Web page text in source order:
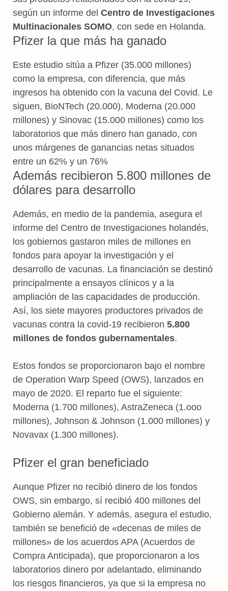
según un informe del Centro de Investigaciones
Multinacionales SOMO, con sede en Holanda.
Pfizer la que más ha ganado
Este estudio sitúa a Pfizer (35.000 millones)
como la empresa, con diferencia, que más
ingresos ha obtenido con la vacuna del Covid. Le
siguen, BioNTech (20.000), Moderna (20.000
millones) y Sinovac (15.000 millones) como los
laboratorios que más dinero han ganado, con
unos márgenes de ganancias netas situados
entre un 62% y un 76%
Además recibieron 5.800 millones de
dólares para desarrollo
Además, en medio de la pandemia, asegura el
informe del Centro de Investigaciones holandés,
los gobiernos gastaron miles de millones en
fondos para apoyar la investigación y el
desarrollo de vacunas. La financiación se destinó
principalmente a ensayos clínicos y a la
ampliación de las capacidades de producción.
Así, los siete mayores productores privados de
vacunas contra la covid-19 recibieron 5.800
millones de fondos gubernamentales.
Estos fondos se proporcionaron bajo el nombre
de Operation Warp Speed (OWS), lanzados en
mayo de 2020. El reparto fue el siguiente:
Moderna (1.700 millones), AstraZeneca (1.ooo
millones), Johnson & Johnson (1.000 millones) y
Novavax (1.300 millones).
Pfizer el gran beneficiado
Aunque Pfizer no recibió dinero de los fondos
OWS, sin embargo, sí recibió 400 millones del
Gobierno alemán. Y además, asegura el estudio,
también se benefició de «decenas de miles de
millones» de los acuerdos APA (Acuerdos de
Compra Anticipada), que proporcionaron a los
laboratorios dinero por adelantado, eliminando
los riesgos financieros, ya que si la empresa no